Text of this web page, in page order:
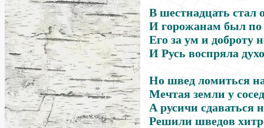
В шестнадцать стал
И горожанам был
Его за ум и доброту
И Русь воспряла
Но швед ломиться
Мечтая земли у
А русичи сдаваться
Решили шведов